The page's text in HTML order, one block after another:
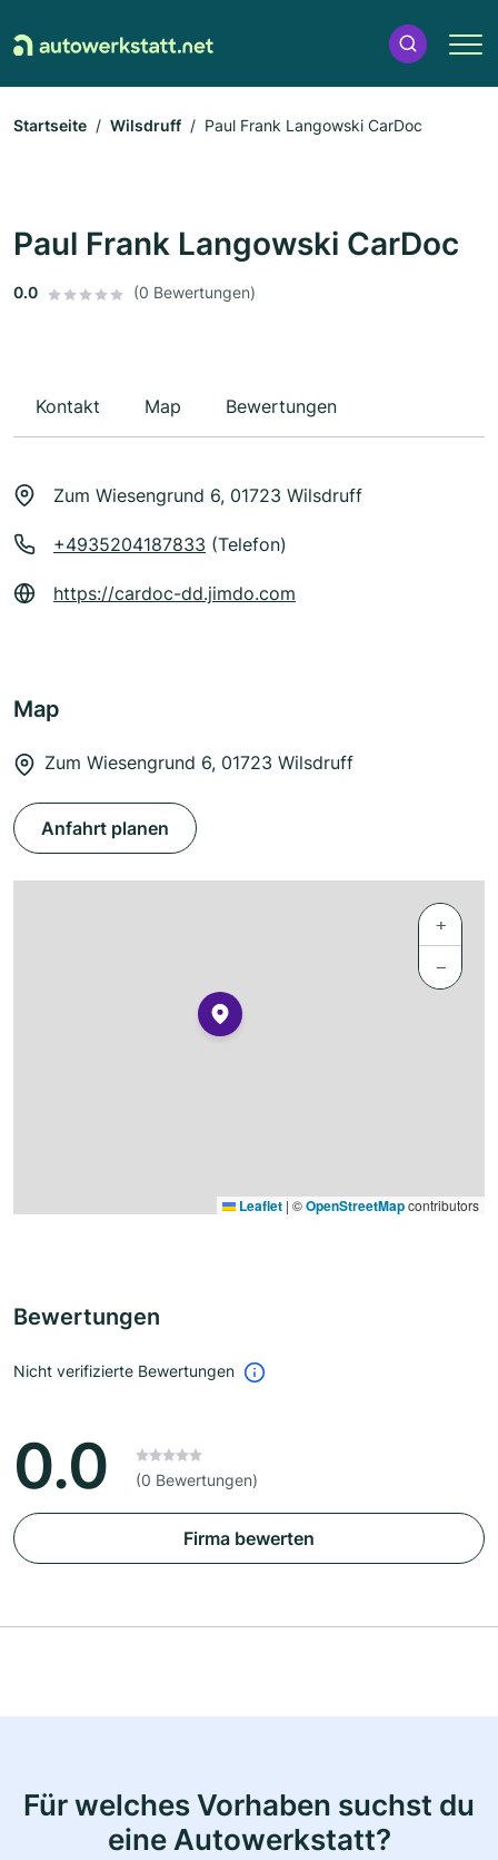
Startseite Wilsdruff Paul Frank Langowski CarDoc
Paul Frank Langowski CarDoc
0.0 (0 Bewertungen)
Kontakt Map Bewertungen
Zum Wiesengrund 6, 01723 Wilsdruff
+4935204187833 (Telefon)
https://cardoc-dd.jimdo.com
Map
Zum Wiesengrund 6, 01723 Wilsdruff
Anfahrt planen
+
−
Leaflet | ©OpenStreetMapcontributors
Bewertungen
Nicht verifizierte Bewertungen
0.0 (0 Bewertungen)
Firma bewerten
Für welches Vorhaben suchst du
eine Autowerkstatt?